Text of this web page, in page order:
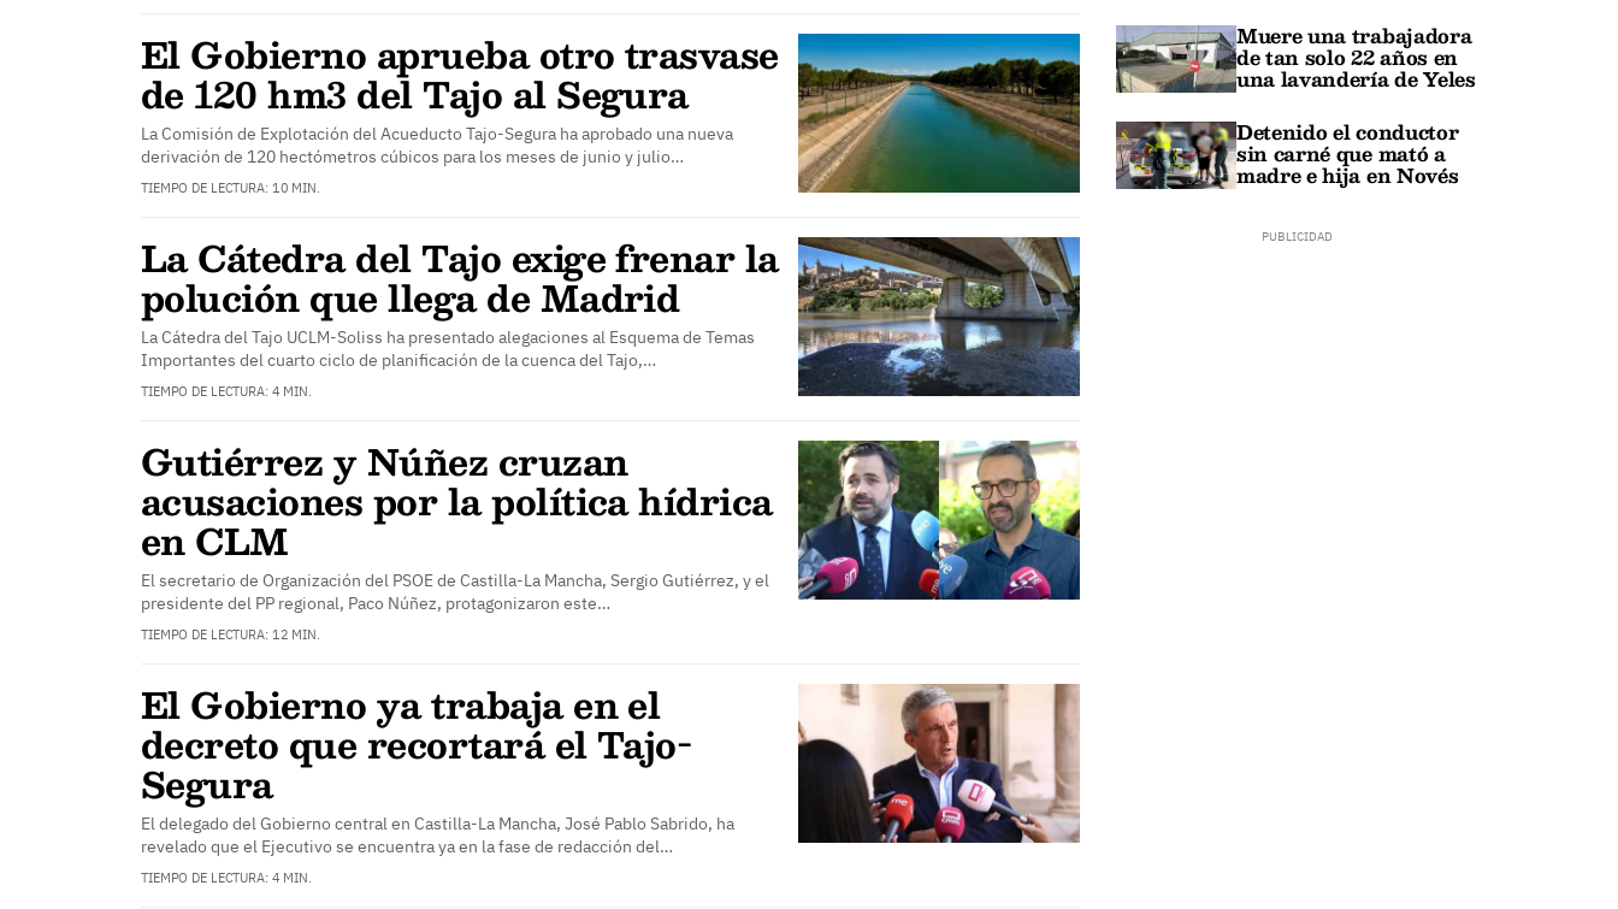
El Gobierno aprueba otro trasvase
de 120 hm3 del Tajo al Segura
La Comisión de Explotación del Acueducto Tajo-Segura ha aprobado una nueva
derivación de 120 hectómetros cúbicos para los meses de junio y julio…
TIEMPO DE LECTURA: 10 MIN.
La Cátedra del Tajo exige frenar la
polución que llega de Madrid
La Cátedra del Tajo UCLM-Soliss ha presentado alegaciones al Esquema de Temas
Importantes del cuarto ciclo de planificación de la cuenca del Tajo,…
TIEMPO DE LECTURA: 4 MIN.
Gutiérrez y Núñez cruzan
acusaciones por la política hídrica
en CLM
El secretario de Organización del PSOE de Castilla-La Mancha, Sergio Gutiérrez, y el
presidente del PP regional, Paco Núñez, protagonizaron este…
TIEMPO DE LECTURA: 12 MIN.
El Gobierno ya trabaja en el
decreto que recortará el Tajo-
Segura
El delegado del Gobierno central en Castilla-La Mancha, José Pablo Sabrido, ha
revelado que el Ejecutivo se encuentra ya en la fase de redacción del…
TIEMPO DE LECTURA: 4 MIN.
Muere una trabajadora
de tan solo 22 años en
una lavandería de Yeles
Detenido el conductor
sin carné que mató a
madre e hija en Novés